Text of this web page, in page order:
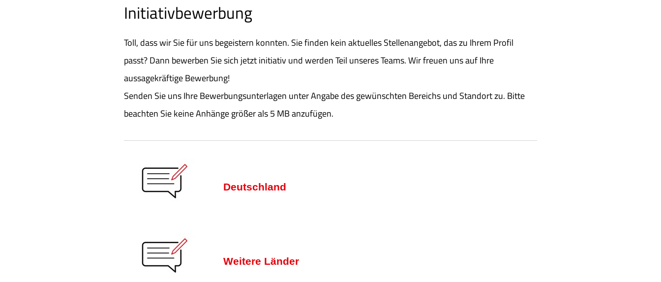
Initiativbewerbung
Toll, dass wir Sie für uns begeistern konnten. Sie finden kein aktuelles Stellenangebot, das zu Ihrem Profil
passt? Dann bewerben Sie sich jetzt initiativ und werden Teil unseres Teams. Wir freuen uns auf Ihre
aussagekräftige Bewerbung!
Senden Sie uns Ihre Bewerbungsunterlagen unter Angabe des gewünschten Bereichs und Standort zu. Bitte
beachten Sie keine Anhänge größer als 5 MB anzufügen.
Deutschland
Weitere Länder